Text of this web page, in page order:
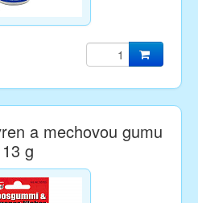
a mechovou gumu
13 g